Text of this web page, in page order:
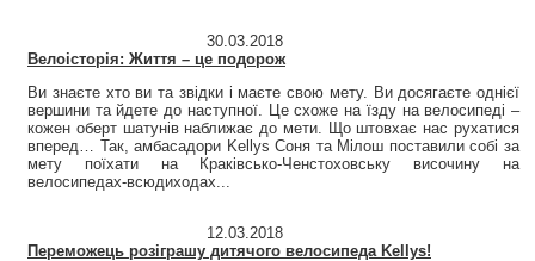
30.03.2018
Велоісторія: Життя – це подорож
Ви знаєте хто ви та звідки і маєте свою мету. Ви досягаєте однієї
вершини та йдете до наступної. Це схоже на їзду на велосипеді –
кожен оберт шатунів наближає до мети. Що штовхає нас рухатися
вперед… Так, амбасадори Kellys Соня та Мілош поставили собі за
мету поїхати на Краківсько-Ченстоховську височину на
велосипедах-всюдиходах...
12.03.2018
Переможець розіграшу дитячого велосипеда Kellys!